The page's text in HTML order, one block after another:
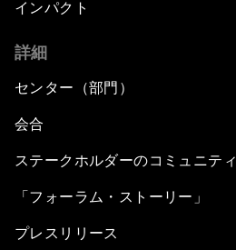
インパクト
詳細
センター（部門）
会合
ステークホルダーのコミュニティ
「フォーラム・ストーリー」
プレスリリース